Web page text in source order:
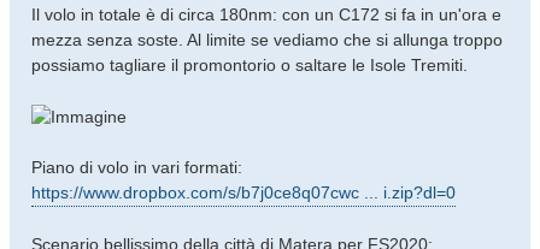
Il volo in totale è di circa 180nm: con un C172 si fa in un'ora e
mezza senza soste. Al limite se vediamo che si allunga troppo
possiamo tagliare il promontorio o saltare le Isole Tremiti.
Piano di volo in vari formati:
https://www.dropbox.com/s/b7j0ce8q07cwc ... i.zip?dl=0
Scenario bellissimo della città di Matera per FS2020: